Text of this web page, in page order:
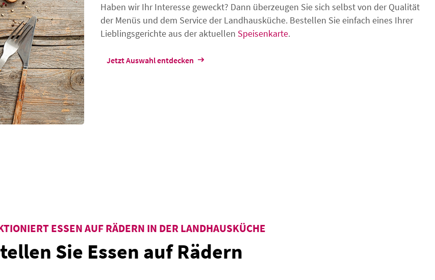
Haben wir Ihr Interesse geweckt? Dann überzeugen Sie sich selbst von der Qualität
der Menüs und dem Service der Landhausküche. Bestellen Sie einfach eines Ihrer
Lieblingsgerichte aus der aktuellen Speisenkarte.
Jetzt Auswahl entdecken
Sie Essen auf Rädern
ESSEN AUF RÄDERN IN DER LANDHAUSKÜCHE